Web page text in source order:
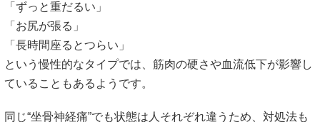
「ずっと重だるい」
「お尻が張る」
「長時間座るとつらい」
という慢性的なタイプでは、筋肉の硬さや血流低下が影響し
ていることもあるようです。
同じ“坐骨神経痛”でも状態は人それぞれ違うため、対処法も